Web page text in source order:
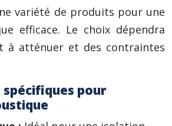
variété de produits pour une
efficace. Le choix dépendra
à atténuer et des contraintes
spécifiques pour